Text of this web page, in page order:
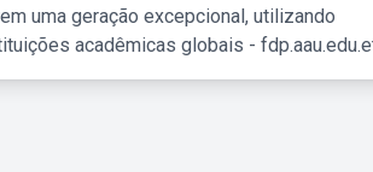
uma geração excepcional, utilizando
acadêmicas globais -